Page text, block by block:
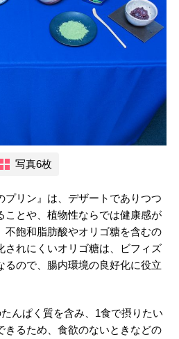
写真6枚
プリン』は、デザートでありつつ
ことや、植物性ならでは健康感が
不飽和脂肪酸やオリゴ糖を含むの
されにくいオリゴ糖は、ビフィズ
るので、腸内環境の良好化に役立
んぱく質を含み、1食で摂りたい
きるため、食欲のないときなどの